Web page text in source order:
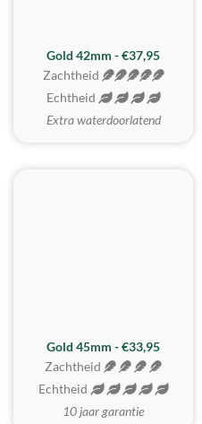
ZACHTSTE
Gold 42mm - €37,95
Zachtheid
Echtheid
Extra waterdoorlatend
REALISTISCH
Gold 45mm - €33,95
Zachtheid
Echtheid
10 jaar garantie